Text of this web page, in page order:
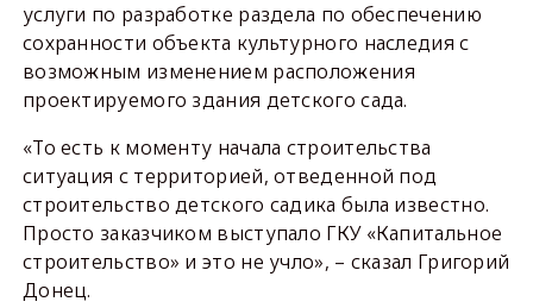
услуги по разработке раздела по обеспечению
сохранности объекта культурного наследия с
возможным изменением расположения
проектируемого здания детского сада.
«То есть к моменту начала строительства
ситуация с территорией, отведенной под
строительство детского садика была известно.
Просто заказчиком выступало ГКУ «Капитальное
строительство» и это не учло», – сказал Григорий
Донец.